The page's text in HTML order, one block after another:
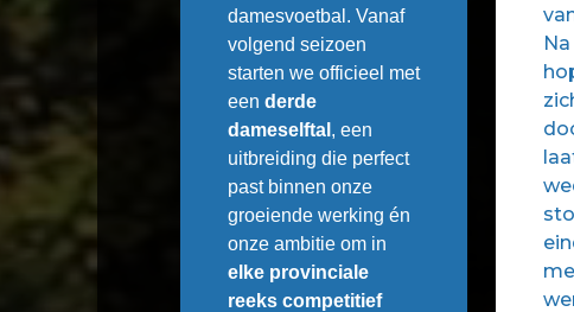
damesvoetbal. Vanaf
volgend seizoen
starten we officieel met
een derde
dameselftal , een
uitbreiding die perfect
past binnen onze
groeiende werking én
onze ambitie om in
elke provinciale
reeks competitief